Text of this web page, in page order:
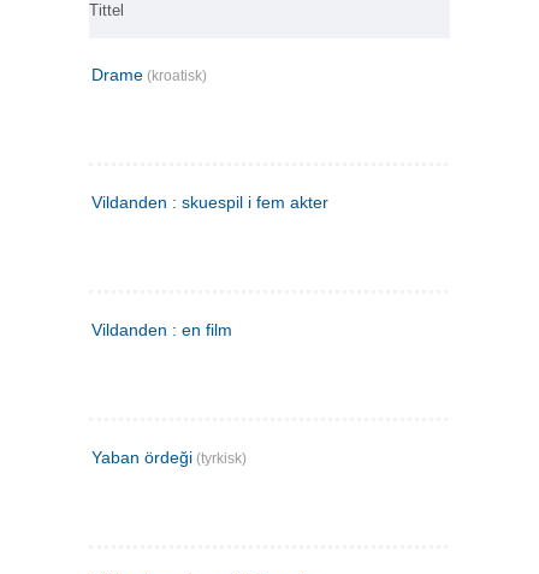
Tittel
Drame (kroatisk)
Vildanden : skuespil i fem akter
Vildanden : en film
Yaban ördeği (tyrkisk)